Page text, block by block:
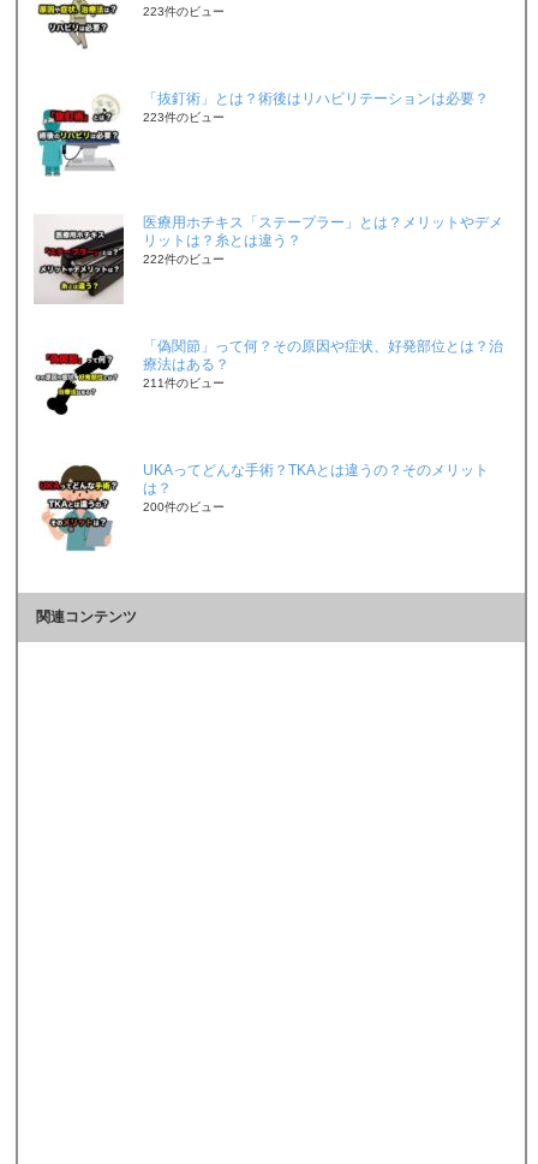
223件のビュー
「抜釘術」とは？術後はリハビリテーションは必要？
223件のビュー
医療用ホチキス「ステープラー」とは？メリットやデメ
リットは？糸とは違う？
222件のビュー
「偽関節」って何？その原因や症状、好発部位とは？治
療法はある？
211件のビュー
UKAってどんな手術？TKAとは違うの？そのメリット
は？
200件のビュー
関連コンテンツ